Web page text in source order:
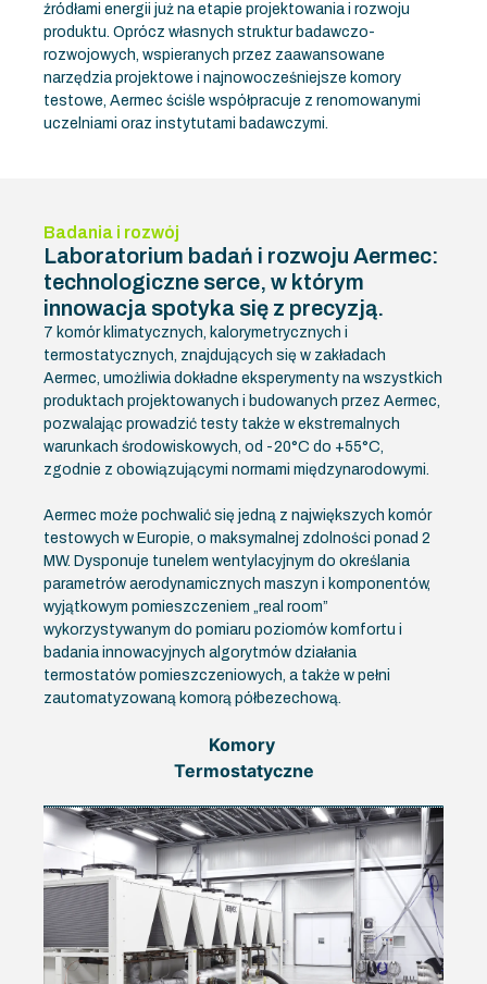
źródłami energii już na etapie projektowania i rozwoju
produktu. Oprócz własnych struktur badawczo-
rozwojowych, wspieranych przez zaawansowane
narzędzia projektowe i najnowocześniejsze komory
testowe, Aermec ściśle współpracuje z renomowanymi
uczelniami oraz instytutami badawczymi.
Badania i rozwój
Laboratorium badań i rozwoju Aermec:
technologiczne serce, w którym
innowacja spotyka się z precyzją.
7 komór klimatycznych, kalorymetrycznych i
termostatycznych, znajdujących się w zakładach
Aermec, umożliwia dokładne eksperymenty na wszystkich
produktach projektowanych i budowanych przez Aermec,
pozwalając prowadzić testy także w ekstremalnych
warunkach środowiskowych, od -20°C do +55°C,
zgodnie z obowiązującymi normami międzynarodowymi.
Aermec może pochwalić się jedną z największych komór
testowych w Europie, o maksymalnej zdolności ponad 2
MW. Dysponuje tunelem wentylacyjnym do określania
parametrów aerodynamicznych maszyn i komponentów,
wyjątkowym pomieszczeniem „real room”
wykorzystywanym do pomiaru poziomów komfortu i
badania innowacyjnych algorytmów działania
termostatów pomieszczeniowych, a także w pełni
zautomatyzowaną komorą półbezechową.
Komory
Termostatyczne